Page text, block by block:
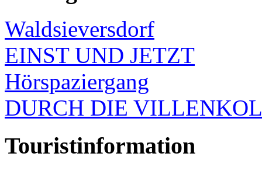
Waldsieversdorf
EINST UND JETZT
Hörspaziergang
DURCH DIE
Touristinformation